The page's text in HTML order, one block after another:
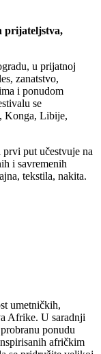
prijateljstva,
u prijatnoj
zanatstvo,
i ponudom
se
Konga, Libije,
put učestvuje na
i savremenih
tekstila, nakita.
umetničkih,
Afrike. U saradnji
ponudu
afričkim